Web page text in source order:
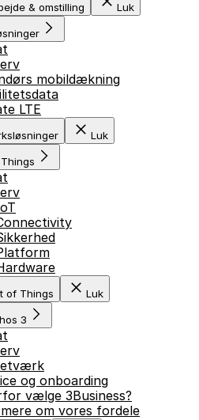
GÅ TIL INDHOLD
& omstilling Luk
mobildækning
LTE
Luk
of Things Luk
3
og onboarding
vælge 3Business?
om vores fordele